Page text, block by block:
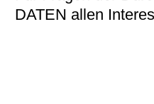
DATEN allen